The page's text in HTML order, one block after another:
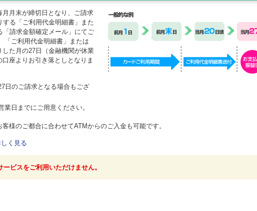
月末が締切日となり、ご請求
る「ご利用代金明細書」また
「請求金額確定メール」にてご
「ご利用代金明細書」または
した月の27日（金融機関が休業
座よりお引き落としとなりま
日のご請求となる場合もござ
業日までにご用意ください。
様のご都合に合わせてATMからのご入金も可能です。
く見る
ビスをご利用いただけません。